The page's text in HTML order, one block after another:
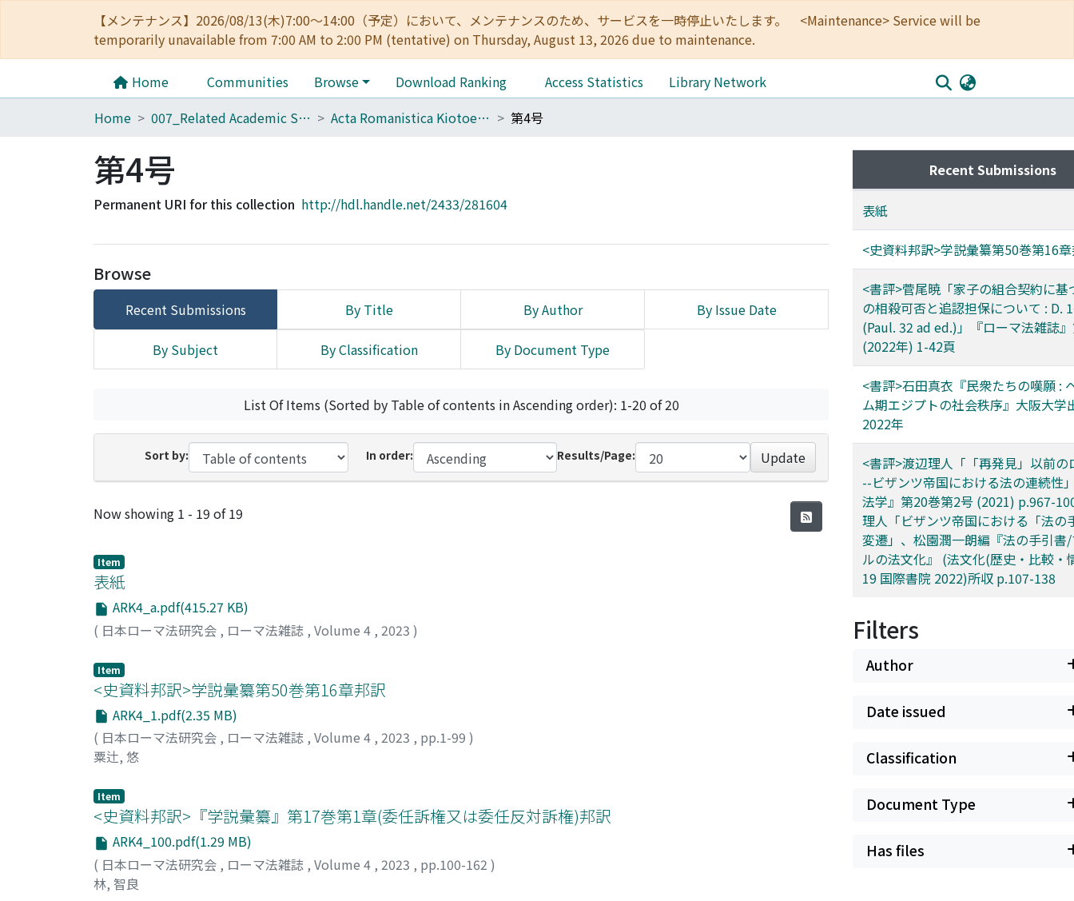
【メンテナンス】2026/08/13(木)7:00～14:00（予定）において、メンテナンスのため、サービスを一時停止いたします。 <Maintenance> Service will be
temporarily unavailable from 7:00 AM to 2:00 PM (tentative) on Thursday, August 13, 2026 due to maintenance.
Home Communities Browse Download Ranking Access Statistics
Library Network
Home
007_Related Academic Societies Acta Romanistica Kiotoensia 第4号
第4号
Permanent URI for this collection http://hdl.handle.net/2433/281604
Browse
Recent Submissions By Title By Author By Issue Date
By Subject By Classification By Document Type
List Of Items (Sorted by Table of contents in Ascending order): 1-20 of 20
Sort by: In order: Results/Page: Update
Recent Submissions
Now showing 1 - 19 of 19
Item
表紙
ARK4_a.pdf(415.27 KB)
( 日本ローマ法研究会 , ローマ法雑誌 , Volume 4 , 2023 )
Item
<史資料邦訳>学説彙纂第50巻第16章邦訳
ARK4_1.pdf(2.35 MB)
( 日本ローマ法研究会 , ローマ法雑誌 , Volume 4 , 2023 , pp.1-99 )
粟辻, 悠
Item
<史資料邦訳>『学説彙纂』第17巻第1章(委任訴権又は委任反対訴権)邦訳
ARK4_100.pdf(1.29 MB)
( 日本ローマ法研究会 , ローマ法雑誌 , Volume 4 , 2023 , pp.100-162 )
林, 智良
Recent Submissions
表紙
<史資料邦訳>学説彙纂第50巻第16
<書評>菅尾暁「家子の組合契約に基
の相殺可否と追認担保について : D.
(Paul. 32 ad ed.)」『ローマ法雑誌
(2022年) 1-42頁
<書評>石田真衣『民衆たちの嘆願 :
ム期エジプトの社会秩序』大阪大学
2022年
<書評>渡辺理人「「再発見」以前の
--ビザンツ帝国における法の連続性
法学』第20巻第2号 (2021) p.967-
理人「ビザンツ帝国における「法の
変遷」、松園潤一朗編『法の手引書
ルの法文化』 (法文化(歴史・比較・
19 国際書院 2022)所収 p.107-138
Filters
Author
Date issued
Classification
Document Type
Has files